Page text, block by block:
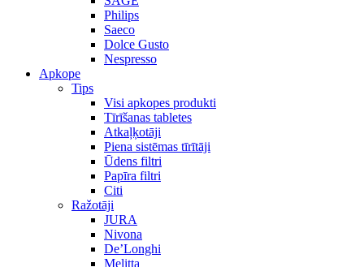
Philips
Saeco
Dolce Gusto
Nespresso
Apkope
Tips
Visi apkopes produkti
Tīrīšanas tabletes
Atkaļķotāji
Piena sistēmas tīrītāji
Ūdens filtri
Papīra filtri
Citi
Ražotāji
JURA
Nivona
De’Longhi
Melitta